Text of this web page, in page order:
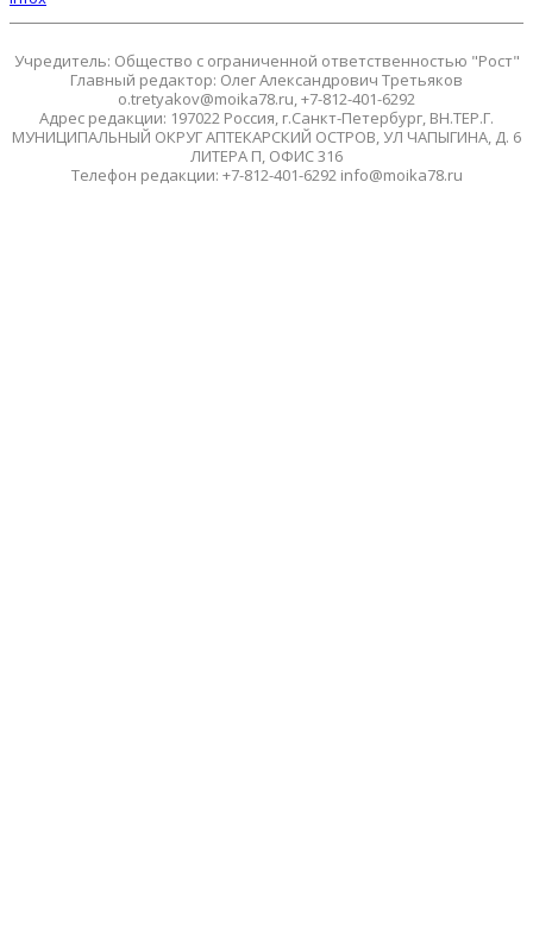
Учредитель: Общество с ограниченной ответственностью "Рост"
Главный редактор: Олег Александрович Третьяков
o.tretyakov@moika78.ru, +7-812-401-6292
Адрес редакции: 197022 Россия, г.Санкт-Петербург, ВН.ТЕР.Г.
МУНИЦИПАЛЬНЫЙ ОКРУГ АПТЕКАРСКИЙ ОСТРОВ, УЛ ЧАПЫГИНА, Д. 6
ЛИТЕРА П, ОФИС 316
Телефон редакции: +7-812-401-6292 info@moika78.ru